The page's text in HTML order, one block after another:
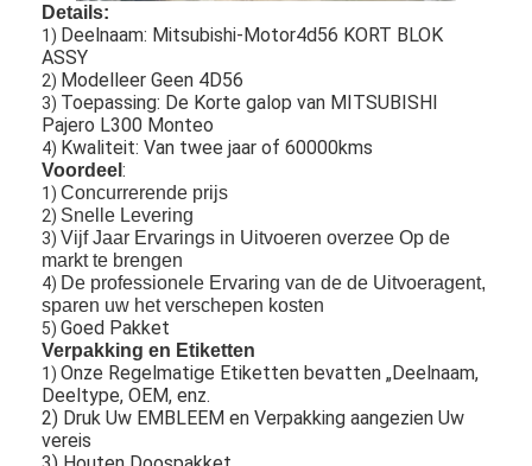
Fabriekstocht
Kwaliteitscontrole
Neem contact met ons op
Chat Nu
het blok van de motorcilinder
VOLLEDIGE CILINDERKOP
MotorCilinderkop
motortrapas
Details:
1) Deelnaam: Mitsubishi-Motor4d56 KORT BLOK
ASSY
2) Modelleer Geen 4D56
3) Toepassing: De Korte galop van MITSUBISHI
Pajero L300 Monteo
4) Kwaliteit: Van twee jaar of 60000kms
Voordeel:
1)Concurrerende prijs
2) Snelle Levering
3)Vijf Jaar Ervarings in Uitvoeren overzee Op de
markt te brengen
4) De professionele Ervaring van de de Uitvoeragent,
sparen uw het verschepen kosten
5)Goed Pakket
Verpakking en Etiketten
1)Onze Regelmatige Etiketten bevatten „Deelnaam,
Deeltype, OEM, enz.
2) Druk Uw EMBLEEM en Verpakking aangezien Uw
vereis